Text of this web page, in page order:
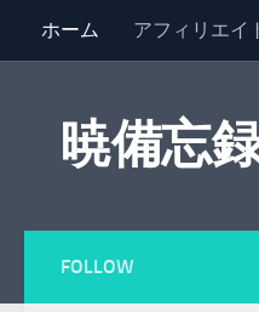
コンテンツへスキップ
ホーム アフィリエイ
暁備忘
FOLLOW